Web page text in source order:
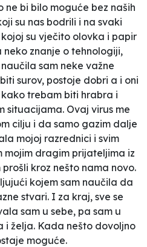
ne bi bilo moguće bez naših
su nas bodrili i na svaki
su vječito olovka i papir
znanje o tehnologiji,
sam neke važne
surov, postoje dobri a i oni
trebam biti hrabra i
situacijama. Ovaj virus me
cilju i da samo gazim dalje
mojoj razrednici i svim
mojim dragim prijateljima iz
kroz nešto nama novo.
kojem sam naučila da
stvari. I za kraj, sve se
sam u sebe, pa sam u
i želja. Kada nešto dovoljno
moguće.